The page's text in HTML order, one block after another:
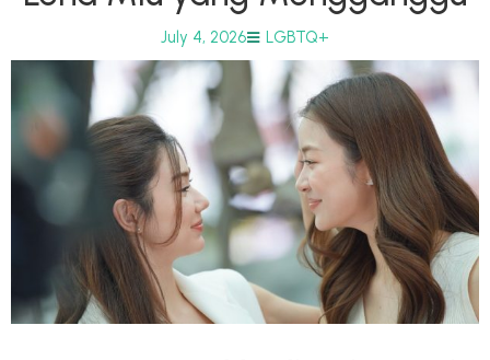
July 4, 2026 LGBTQ+